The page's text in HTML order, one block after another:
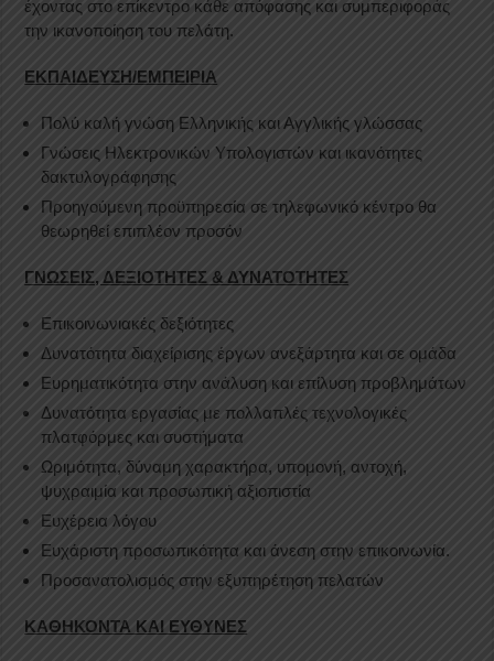
έχοντας στο επίκεντρο κάθε απόφασης και συμπεριφοράς
την ικανοποίηση του πελάτη.
ΕΚΠΑΙΔΕΥΣΗ/ΕΜΠΕΙΡΙΑ
Πολύ καλή γνώση Ελληνικής και Αγγλικής γλώσσας
Γνώσεις Ηλεκτρονικών Υπολογιστών και ικανότητες
δακτυλογράφησης
Προηγούμενη προϋπηρεσία σε τηλεφωνικό κέντρο θα
θεωρηθεί επιπλέον προσόν
ΓΝΩΣΕΙΣ, ΔΕΞΙΟΤΗΤΕΣ & ΔΥΝΑΤΟΤΗΤΕΣ
Επικοινωνιακές δεξιότητες
Δυνατότητα διαχείρισης έργων ανεξάρτητα και σε ομάδα
Ευρηματικότητα στην ανάλυση και επίλυση προβλημάτων
Δυνατότητα εργασίας με πολλαπλές τεχνολογικές
πλατφόρμες και συστήματα
Ωριμότητα, δύναμη χαρακτήρα, υπομονή, αντοχή,
ψυχραιμία και προσωπική αξιοπιστία
Ευχέρεια λόγου
Ευχάριστη προσωπικότητα και άνεση στην επικοινωνία.
Προσανατολισμός στην εξυπηρέτηση πελατών
ΚΑΘΗΚΟΝΤΑ ΚΑΙ ΕΥΘΥΝΕΣ